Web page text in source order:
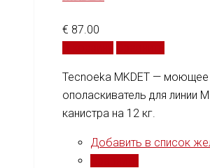
€ 87.00
Tecnoeka MKDET — моющее
ополаскиватель для линии
канистра на 12 кг.
Добавить в список